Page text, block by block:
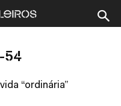
54
“ordinária”